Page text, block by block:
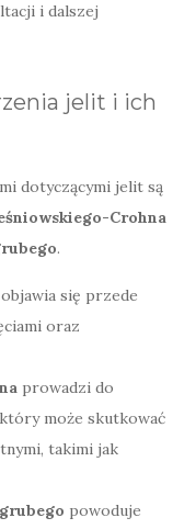
i dalszej
jelit i ich
dotyczącymi jelit są
Crohna
.
objawia się przede
oraz
prowadzi do
może skutkować
takimi jak
powoduje